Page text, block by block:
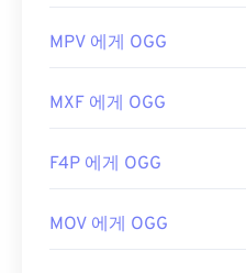
MPV 에게 OGG
MXF 에게 OGG
F4P 에게 OGG
MOV 에게 OGG